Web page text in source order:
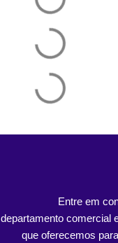
Entre em
departamento comercial
que oferecemos